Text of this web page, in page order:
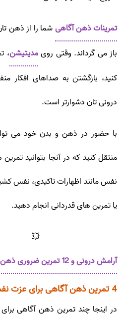
تمرینات ذهن آگاهیشما را از ذهن
باز می گرداند. وقتی رویمدیتیشن،
کنید، بازگشتن به صداهای افکار
درونی تان دشوارتر است.
با حضور در ذهن و بدن خود می
منتقل کنید که در آنجا بتوانید
نفس مانند اظهارات تاکیدی، نفس
یا تمرین های قدردانی انجام دهید.
آرامش درونی و 12 تمرین ضروری ذهن آگاهی برای پرورش آن
4 تمرین ذهن آگاهی برای عزت نفس
در اینجا چند تمرین ذهن آگاهی